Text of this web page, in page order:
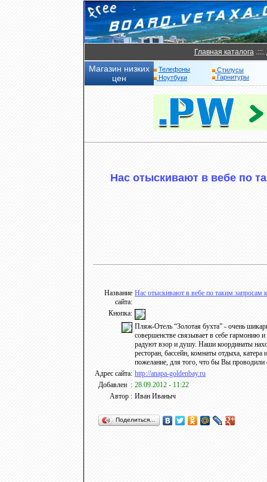
Главная каталога.:::.
Магазин низких
цен
Телефоны
Ноутбуки
Стилусы
Гарнитуры
Нас отыскивают в вебе по
Название
сайта:
Нас отыскивают в вебе по таким запросам
Кнопка:
Пляж-Отель “Золотая бухта” - очень
совершенстве связывает в себе гармонию
радуют взор и душу. Наши координаты
ресторан, бассейн, комнаты отдыха,
пожелание, для того, что бы Вы проводили
Адрес сайта: http://anapa-goldenbay.ru
Добавлен : 28.09.2012 - 11:22
Автор : Иван Иваныч
Поделиться…